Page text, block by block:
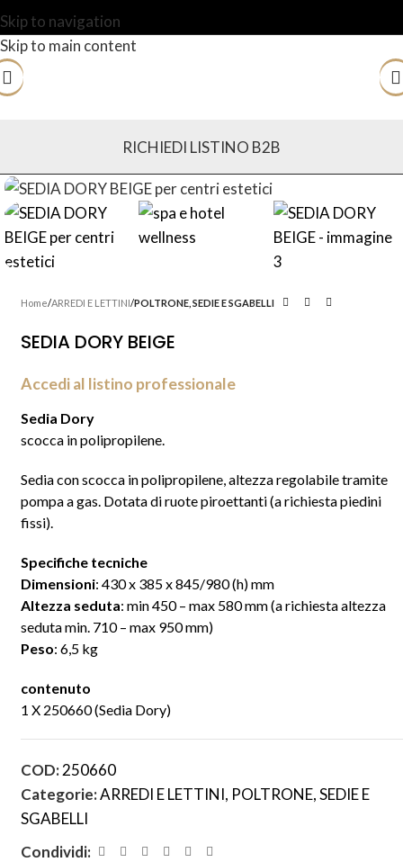
Skip to navigation
Skip to main content
RICHIEDI LISTINO B2B
Home ARREDI E LETTINI POLTRONE, SEDIE E SGABELLI
SEDIA DORY BEIGE
Accedi al listino professionale
Sedia Dory
scocca in polipropilene.
Sedia con scocca in polipropilene, altezza regolabile tramite
pompa a gas. Dotata di ruote piroettanti (a richiesta piedini
fissi).
Specifiche tecniche
Dimensioni: 430 x 385 x 845/980 (h) mm
Altezza seduta: min 450 – max 580 mm (a richiesta altezza
seduta min. 710 – max 950 mm)
Peso: 6,5 kg
contenuto
1 X 250660 (Sedia Dory)
COD:250660
Categorie:ARREDI E LETTINI, POLTRONE, SEDIE E
SGABELLI
Condividi: